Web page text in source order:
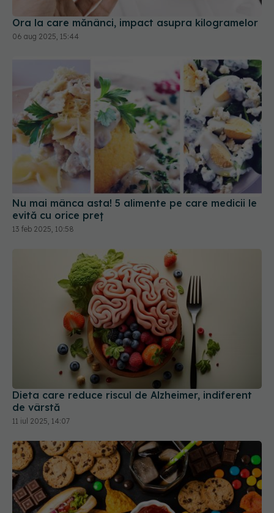
Ora la care mănânci, impact asupra kilogramelor
06 aug 2025, 15:44
Nu mai mânca asta! 5 alimente pe care medicii le
evită cu orice preț
13 feb 2025, 10:58
Dieta care reduce riscul de Alzheimer, indiferent
de vârstă
11 iul 2025, 14:07